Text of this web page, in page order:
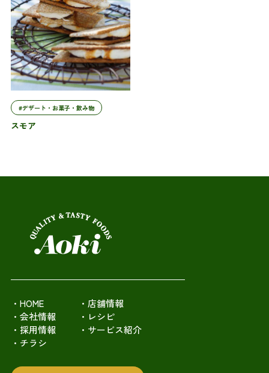
#デザート・お菓子・飲み物
スモア
・HOME
・店舗情報
・会社情報
・レシピ
・採用情報
・サービス紹介
・チラシ